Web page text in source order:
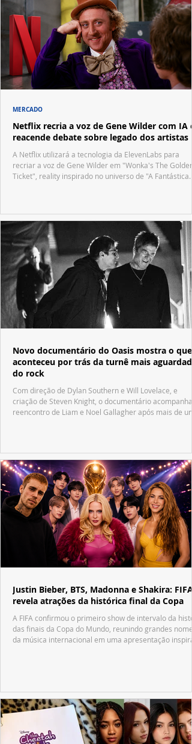
Netflix recria a voz de Gene Wilder com IA e
reacende debate sobre legado dos artistas
A Netflix utilizará a tecnologia da ElevenLabs para
recriar a voz de Gene Wilder em "Wonka's The Golden
Ticket", reality inspirado no universo de "A Fantástica
MERCADO
Novo documentário do Oasis mostra o que
aconteceu por trás da turnê mais aguardada
do rock
Com direção de Dylan Southern e Will Lovelace, e
criação de Steven Knight, o documentário acompanha
reencontro de Liam e Noel Gallagher após mais de
Justin Bieber, BTS, Madonna e Shakira: FIFA
revela atrações da histórica final da Copa
A FIFA confirmou o primeiro show de intervalo da
das finais da Copa do Mundo, reunindo grandes nomes
da música internacional em uma apresentação